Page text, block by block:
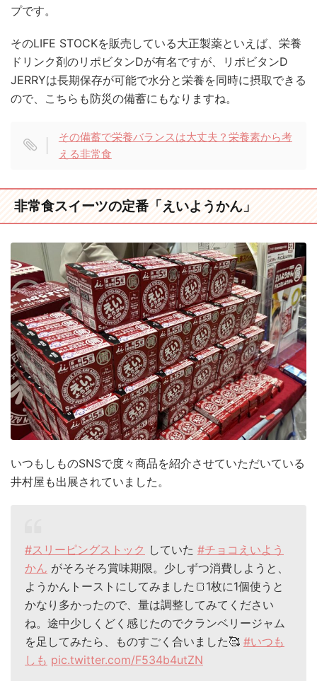
プです。
そのLIFE STOCKを販売している大正製薬といえば、栄養
ドリンク剤のリポビタンDが有名ですが、リポビタンD
JERRYは長期保存が可能で水分と栄養を同時に摂取できる
ので、こちらも防災の備蓄にもなりますね。
その備蓄で栄養バランスは大丈夫？栄養素から考
える非常食
非常食スイーツの定番「えいようかん」
いつもしものSNSで度々商品を紹介させていただいている
井村屋も出展されていました。
#スリーピングストック していた #チョコえいよう
かん がそろそろ賞味期限。少しずつ消費しようと、
ようかんトーストにしてみました🍞1枚に1個使うと
かなり多かったので、量は調整してみてください
ね。途中少しくどく感じたのでクランベリージャム
を足してみたら、ものすごく合いました🥰 #いつも
しも pic.twitter.com/F534b4utZN